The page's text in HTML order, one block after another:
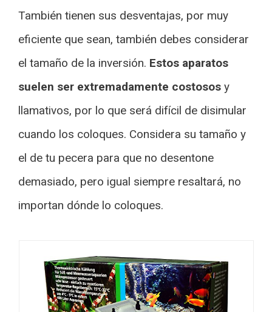
También tienen sus desventajas, por muy
eficiente que sean, también debes considerar
el tamaño de la inversión. Estos aparatos
suelen ser extremadamente costosos y
llamativos, por lo que será difícil de disimular
cuando los coloques. Considera su tamaño y
el de tu pecera para que no desentone
demasiado, pero igual siempre resaltará, no
importan dónde lo coloques.